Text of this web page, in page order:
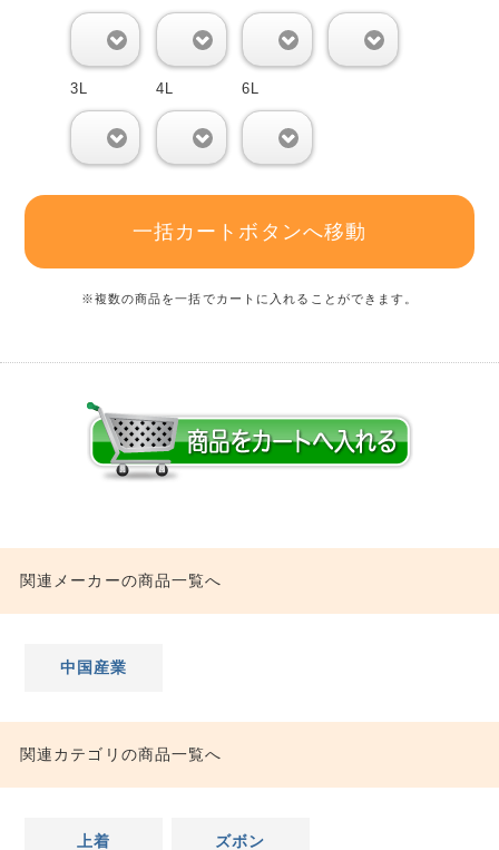
3L 4L 6L
一括カートボタンへ移動
※複数の商品を一括でカートに入れることができます。
関連メーカーの商品一覧へ
中国産業
関連カテゴリの商品一覧へ
上着 ズボン